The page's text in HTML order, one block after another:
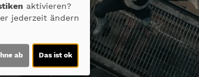
aktivieren?
jederzeit ändern
ab Das ist ok